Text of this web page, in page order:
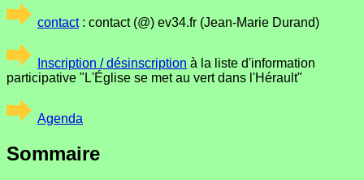
contact: contact (@) ev34.fr (Jean-Marie Durand)
Inscription / désinscription à la liste d'information
participative "L'Église se met au vert dans l'Hérault"
Agenda
Sommaire